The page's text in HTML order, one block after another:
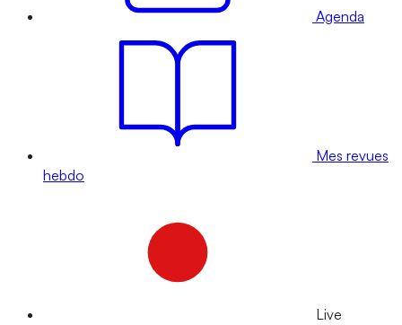
Agenda
Mes revues
hebdo
Live